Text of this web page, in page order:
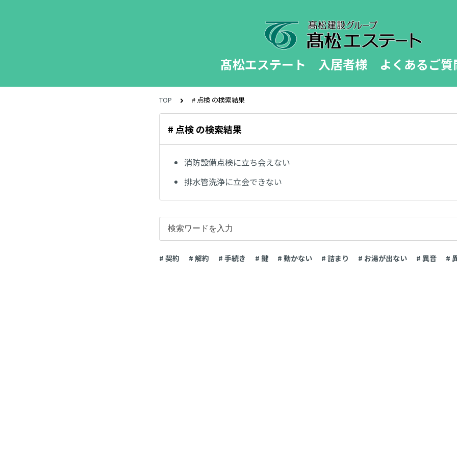
髙松エステート 入居者様 よくあるご質
TOP # 点検 の検索結果
# 点検 の検索結果
消防設備点検に立ち会えない
排水管洗浄に立会できない
# 契約 # 解約 # 手続き # 鍵 # 動かない # 詰まり # お湯が出ない # 異音 #